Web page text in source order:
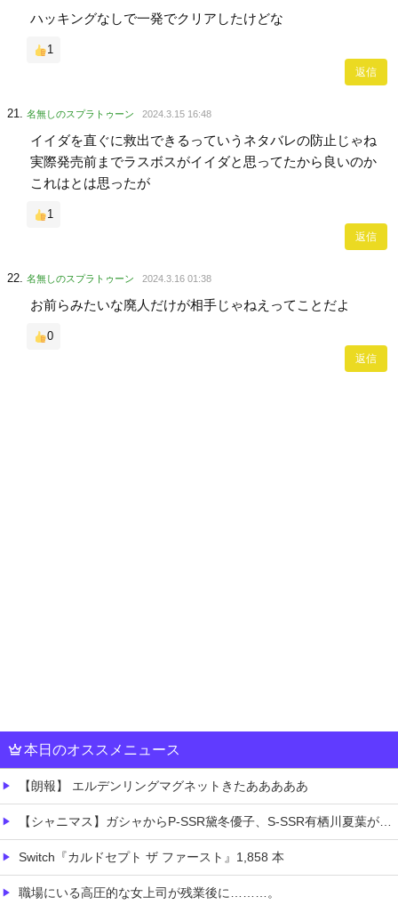
ハッキングなしで一発でクリアしたけどな
1
返信
名無しのスプラトゥーン 2024.3.15 16:48
イイダを直ぐに救出できるっていうネタバレの防止じゃね
実際発売前までラスボスがイイダと思ってたから良いのか
これはとは思ったが
1
返信
名無しのスプラトゥーン 2024.3.16 01:38
お前らみたいな廃人だけが相手じゃねえってことだよ
0
返信
本日のオススメニュース
【朗報】 エルデンリングマグネットきたあああああ
【シャニマス】ガシャからP-SSR黛冬優子、S-SSR有栖川夏葉が登場！イベントS-SR福丸小糸！
Switch『カルドセプト ザ ファースト』1,858 本
職場にいる高圧的な女上司が残業後に………。